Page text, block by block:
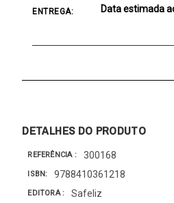
ENTREGA: Data estimada
DETALHES DO PRODUTO
REFERÊNCIA 300168
ISBN 9788410361218
EDITORA Safeliz